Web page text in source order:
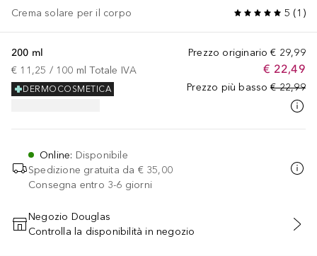
Crema solare per il corpo 5 (1 )
Prezzo originario € 29,99
€ 22,49
Prezzo più basso € 22,99
200 ml
€ 11,25 / 100 ml Totale IVA
DERMOCOSMETICA
Online: Disponibile
Spedizione gratuita da € 35,00
Consegna entro 3-6 giorni
AGGIUNGI AL CARRELLO
Negozio Douglas
Controlla la disponibilità in negozio